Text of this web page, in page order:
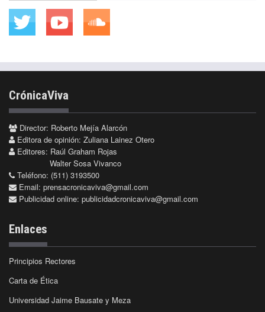
CrónicaViva
Director: Roberto Mejía Alarcón
Editora de opinión: Zuliana Lainez Otero
Editores: Raúl Graham Rojas
Walter Sosa Vivanco
Teléfono: (511) 3193500
Email: prensacronicaviva@gmail.com
Publicidad online: publicidadcronicaviva@gmail.com
Enlaces
Principios Rectores
Carta de Ética
Universidad Jaime Bausate y Meza